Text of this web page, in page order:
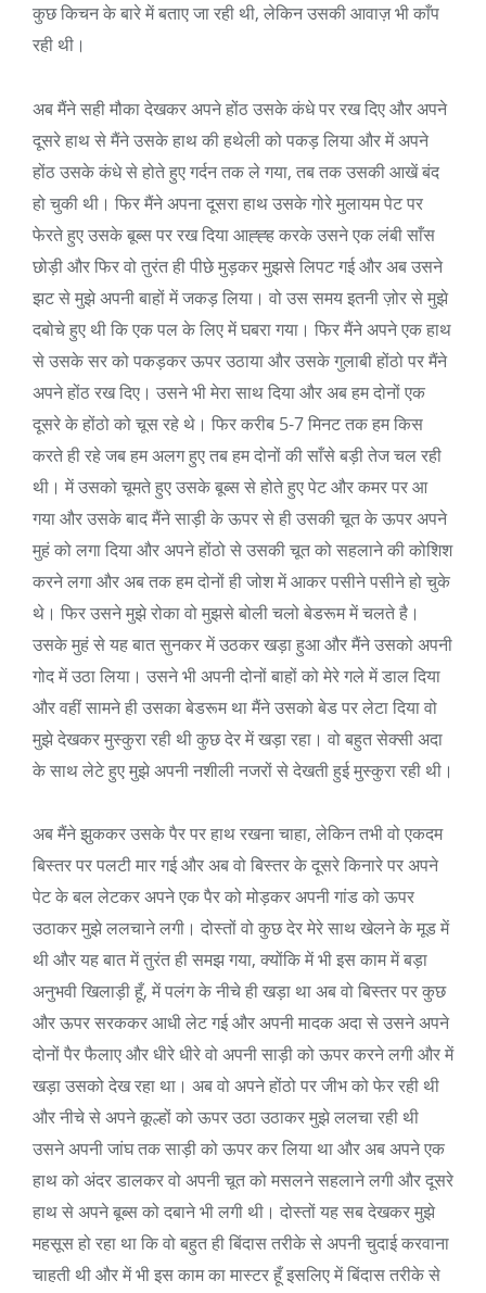
कुछ किचन के बारे में बताए जा रही थी, लेकिन उसकी आवाज़ भी काँप
रही थी।
अब मैंने सही मौका देखकर अपने होंठ उसके कंधे पर रख दिए और अपने
दूसरे हाथ से मैंने उसके हाथ की हथेली को पकड़ लिया और में अपने
होंठ उसके कंधे से होते हुए गर्दन तक ले गया, तब तक उसकी आखें बंद
हो चुकी थी। फिर मैंने अपना दूसरा हाथ उसके गोरे मुलायम पेट पर
फेरते हुए उसके बूब्स पर रख दिया आह्ह्ह करके उसने एक लंबी साँस
छोड़ी और फिर वो तुरंत ही पीछे मुड़कर मुझसे लिपट गई और अब उसने
झट से मुझे अपनी बाहों में जकड़ लिया। वो उस समय इतनी ज़ोर से मुझे
दबोचे हुए थी कि एक पल के लिए में घबरा गया। फिर मैंने अपने एक हाथ
से उसके सर को पकड़कर ऊपर उठाया और उसके गुलाबी होंठो पर मैंने
अपने होंठ रख दिए। उसने भी मेरा साथ दिया और अब हम दोनों एक
दूसरे के होंठो को चूस रहे थे। फिर करीब 5-7 मिनट तक हम किस
करते ही रहे जब हम अलग हुए तब हम दोनों की साँसे बड़ी तेज चल रही
थी। में उसको चूमते हुए उसके बूब्स से होते हुए पेट और कमर पर आ
गया और उसके बाद मैंने साड़ी के ऊपर से ही उसकी चूत के ऊपर अपने
मुहं को लगा दिया और अपने होंठो से उसकी चूत को सहलाने की कोशिश
करने लगा और अब तक हम दोनों ही जोश में आकर पसीने पसीने हो चुके
थे। फिर उसने मुझे रोका वो मुझसे बोली चलो बेडरूम में चलते है।
उसके मुहं से यह बात सुनकर में उठकर खड़ा हुआ और मैंने उसको अपनी
गोद में उठा लिया। उसने भी अपनी दोनों बाहों को मेरे गले में डाल दिया
और वहीं सामने ही उसका बेडरूम था मैंने उसको बेड पर लेटा दिया वो
मुझे देखकर मुस्कुरा रही थी कुछ देर में खड़ा रहा। वो बहुत सेक्सी अदा
के साथ लेटे हुए मुझे अपनी नशीली नजरों से देखती हुई मुस्कुरा रही थी।
अब मैंने झुककर उसके पैर पर हाथ रखना चाहा, लेकिन तभी वो एकदम
बिस्तर पर पलटी मार गई और अब वो बिस्तर के दूसरे किनारे पर अपने
पेट के बल लेटकर अपने एक पैर को मोड़कर अपनी गांड को ऊपर
उठाकर मुझे ललचाने लगी। दोस्तों वो कुछ देर मेरे साथ खेलने के मूड में
थी और यह बात में तुरंत ही समझ गया, क्योंकि में भी इस काम में बड़ा
अनुभवी खिलाड़ी हूँ, में पलंग के नीचे ही खड़ा था अब वो बिस्तर पर कुछ
और ऊपर सरककर आधी लेट गई और अपनी मादक अदा से उसने अपने
दोनों पैर फैलाए और धीरे धीरे वो अपनी साड़ी को ऊपर करने लगी और में
खड़ा उसको देख रहा था। अब वो अपने होंठो पर जीभ को फेर रही थी
और नीचे से अपने कूल्हों को ऊपर उठा उठाकर मुझे ललचा रही थी
उसने अपनी जांघ तक साड़ी को ऊपर कर लिया था और अब अपने एक
हाथ को अंदर डालकर वो अपनी चूत को मसलने सहलाने लगी और दूसरे
हाथ से अपने बूब्स को दबाने भी लगी थी। दोस्तों यह सब देखकर मुझे
महसूस हो रहा था कि वो बहुत ही बिंदास तरीके से अपनी चुदाई करवाना
चाहती थी और में भी इस काम का मास्टर हूँ इसलिए में बिंदास तरीके से